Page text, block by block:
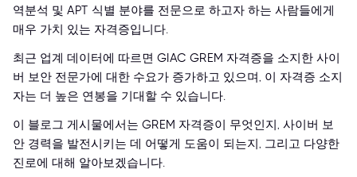
역분석 및 APT 식별 분야를 전문으로 하고자 하는 사람들에게
매우 가치 있는 자격증입니다.
최근 업계 데이터에 따르면 GIAC GREM 자격증을 소지한 사이
버 보안 전문가에 대한 수요가 증가하고 있으며, 이 자격증 소지
자는 더 높은 연봉을 기대할 수 있습니다.
이 블로그 게시물에서는 GREM 자격증이 무엇인지, 사이버 보
안 경력을 발전시키는 데 어떻게 도움이 되는지, 그리고 다양한
진로에 대해 알아보겠습니다.